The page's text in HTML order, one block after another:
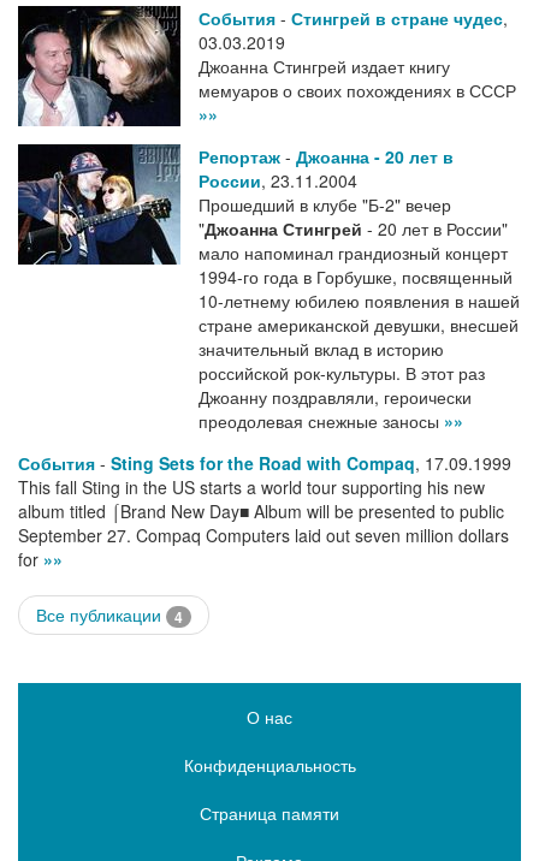
События - Стингрей в стране чудес,
03.03.2019
Джоанна Стингрей издает книгу
мемуаров о своих похождениях в СССР
»»
Репортаж - Джоанна - 20 лет в
России, 23.11.2004
Прошедший в клубе "Б-2" вечер
"Джоанна Стингрей - 20 лет в России"
мало напоминал грандиозный концерт
1994-го года в Горбушке, посвященный
10-летнему юбилею появления в нашей
стране американской девушки, внесшей
значительный вклад в историю
российской рок-культуры. В этот раз
Джоанну поздравляли, героически
преодолевая снежные заносы »»
События - Sting Sets for the Road with Compaq, 17.09.1999
This fall Sting in the US starts a world tour supporting his new
album titled ⌠Brand New Day■ Album will be presented to public
September 27. Compaq Computers laid out seven million dollars
for »»
Все публикации 4
О нас
Конфиденциальность
Страница памяти